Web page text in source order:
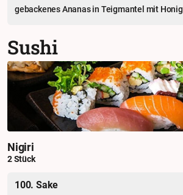
gebackenes Ananas in Teigmantel mit Honig
Sushi
Nigiri
2 Stück
100. Sake